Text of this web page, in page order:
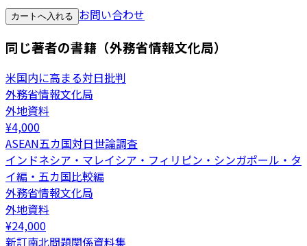
カートへ入れる お問い合わせ
同じ著者の書籍（外務省情報文化局）
米国内に高まる対日批判
外務省情報文化局
外地資料
¥4,000
ASEAN五カ国対日世論調査
インドネシア・マレイシア・フィリピン・シンガポール・タ
イ編・五カ国比較編
外務省情報文化局
外地資料
¥24,000
新訂南北問題関係資料集